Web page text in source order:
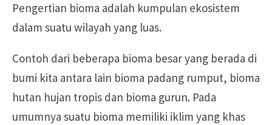
Pengertian bioma adalah kumpulan ekosistem
dalam suatu wilayah yang luas.
Contoh dari beberapa bioma besar yang berada di
bumi kita antara lain bioma padang rumput, bioma
hutan hujan tropis dan bioma gurun. Pada
umumnya suatu bioma memiliki iklim yang khas